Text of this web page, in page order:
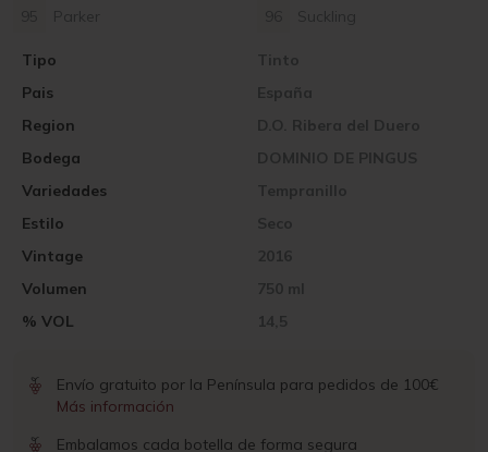
Parker Suckling
Pais España
Vintage 2016
Region D.O. Ribera del Duero
Volumen 750 ml
Bodega DOMINIO DE PINGUS
% VOL 14,5
Variedades Tempranillo
Tipo Tinto
Estilo Seco
CANTIDAD
Envío gratuito por la Península para pedidos de 100€
Más información
Embalamos cada botella de forma segura